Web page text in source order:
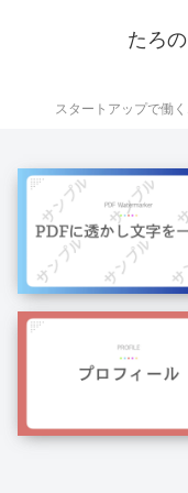
たろ
スタートアップで働